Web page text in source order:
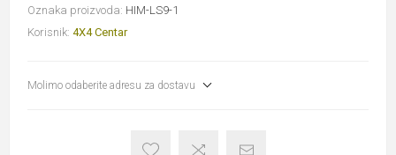
Oznaka proizvoda: HIM-LS9-1
Korisnik: 4X4 Centar
Molimo odaberite adresu za dostavu